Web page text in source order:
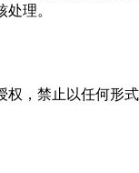
理。
权，禁止以任何形式